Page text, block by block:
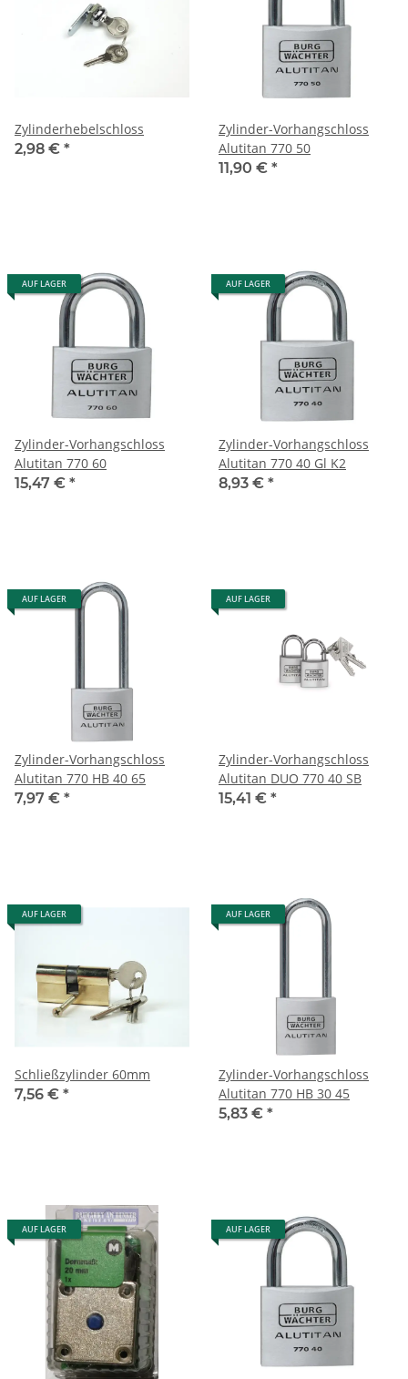
Zylinderhebelschloss
2,98 € *
Zylinder-Vorhangschloss
Alutitan 770 50
11,90 € *
AUF LAGER
Zylinder-Vorhangschloss
Alutitan 770 60
15,47 € *
AUF LAGER
Zylinder-Vorhangschloss
Alutitan 770 40 Gl K2
8,93 € *
AUF LAGER
Zylinder-Vorhangschloss
Alutitan 770 HB 40 65
7,97 € *
AUF LAGER
Zylinder-Vorhangschloss
Alutitan DUO 770 40 SB
15,41 € *
AUF LAGER
Schließzylinder 60mm
7,56 € *
AUF LAGER
Zylinder-Vorhangschloss
Alutitan 770 HB 30 45
5,83 € *
AUF LAGER AUF LAGER